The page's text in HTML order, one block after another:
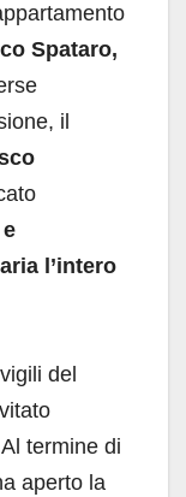
Spataro,
il
l’intero
del
termine di
aperto la